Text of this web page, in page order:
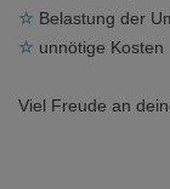
☆ Belastung der
☆ unnötige Kosten
Viel Freude an